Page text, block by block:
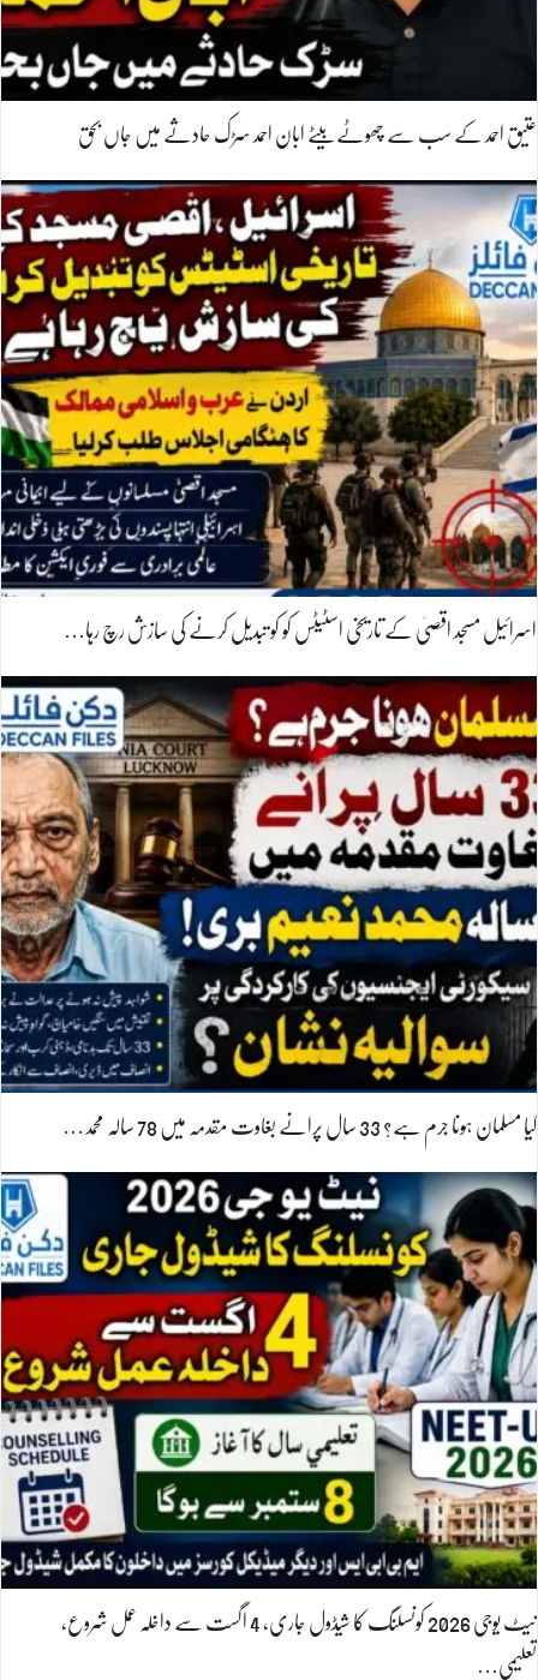
عتیق احمد کے سب سے چھوٹے بیٹے ابان احمد سڑک حادثے میں جاں بحق
اسرائیل مسجد اقصیٰ کے تاریخی اسٹیٹس کو کو تبدیل کرنے کی سازش رچ رہا…
کیا مسلمان ہونا جرم ہے؟ 33 سال پرانے بغاوت مقدمہ میں 78 سالہ محمد…
نیٹ یوجی 2026 کونسلنگ کا شیڈول جاری، 4 اگست سے داخلہ عمل شروع،
تعلیمی…